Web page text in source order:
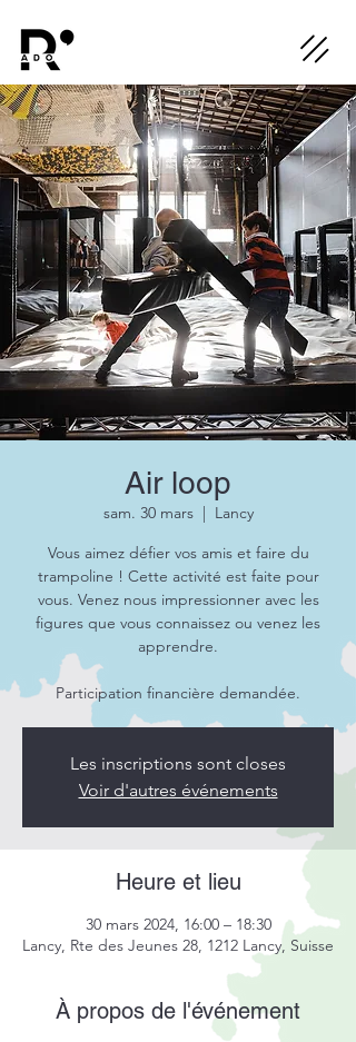
Air loop
sam. 30 mars
  |
Lancy
Vous aimez défier vos amis et faire du
trampoline ! Cette activité est faite pour
vous. Venez nous impressionner avec les
figures que vous connaissez ou venez les
apprendre.
Participation financière demandée.
Les inscriptions sont closes
Voir d'autres événements
Heure et lieu
30 mars 2024, 16:00 – 18:30
Lancy, Rte des Jeunes 28, 1212 Lancy, Suisse
À propos de l'événement